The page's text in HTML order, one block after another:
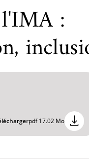
:
pdf 17.02 Mo